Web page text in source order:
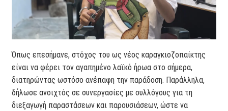
Όπως επεσήμανε, στόχος του ως νέος καραγκιοζοπαίκτης
είναι να φέρει τον αγαπημένο λαϊκό ήρωα στο σήμερα,
διατηρώντας ωστόσο ανέπαφη την παράδοση. Παράλληλα,
δήλωσε ανοιχτός σε συνεργασίες με συλλόγους για τη
διεξαγωγή παραστάσεων και παρουσιάσεων, ώστε να